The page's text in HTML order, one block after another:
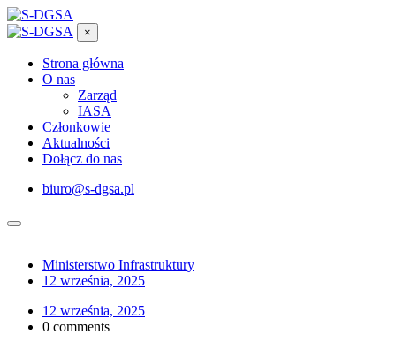
×
Strona główna
O nas
Zarząd
IASA
Członkowie
Aktualności
Dołącz do nas
biuro@s-dgsa.pl
Ministerstwo Infrastruktury
12 września, 2025
12 września, 2025
0 comments